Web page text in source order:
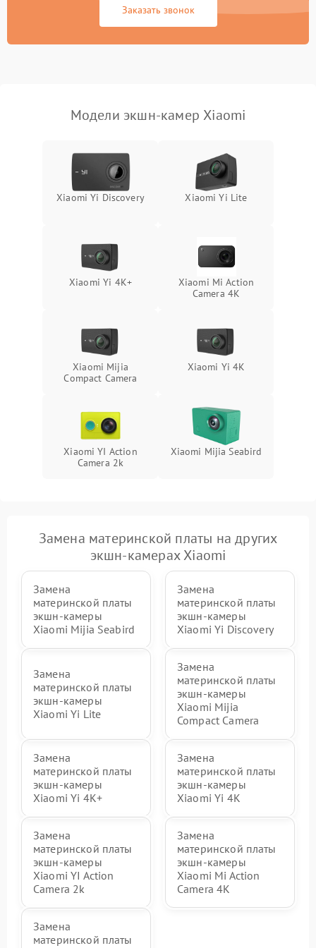
Неисправность системы
1000 ₽
Повреждение системы
защиты от перегрева
Подробнее →
перенапряжения
Подробнее →
Подробнее →
Повреждение системы
защиты от перегрузок
Подробнее →
Неисправность системы
Заказать звонок
Модели экшн-камер Xiaomi
Xiaomi Yi Discovery Xiaomi Yi Lite
Xiaomi Yi 4K+
Xiaomi Mi Action
Camera 4K
Xiaomi Mijia
Compact Camera
Xiaomi Yi 4K
Xiaomi YI Action
Camera 2k
Xiaomi Mijia Seabird
Замена материнской платы на других
экшн-камерах Xiaomi
Замена
материнской платы
экшн-камеры
Xiaomi Mijia Seabird
Замена
материнской платы
экшн-камеры
Xiaomi Yi Discovery
Замена
материнской платы
экшн-камеры
Xiaomi Yi Lite
Замена
материнской платы
экшн-камеры
Xiaomi Mijia
Compact Camera
Замена
материнской платы
экшн-камеры
Xiaomi Yi 4K+
Замена
материнской платы
экшн-камеры
Xiaomi Yi 4K
Замена
материнской платы
экшн-камеры
Xiaomi YI Action
Camera 2k
Замена
материнской платы
экшн-камеры
Xiaomi Mi Action
Camera 4K
Замена
материнской платы